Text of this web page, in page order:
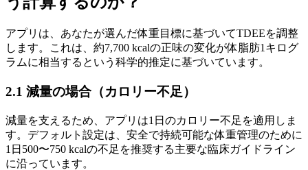
アプリは、あなたが選んだ体重目標に基づいてTDEEを調整
します。これは、約7,700 kcalの正味の変化が体脂肪1キログ
ラムに相当するという科学的推定に基づいています。
2.1 減量の場合（カロリー不足）
減量を支えるため、アプリは1日のカロリー不足を適用しま
す。デフォルト設定は、安全で持続可能な体重管理のために
1日500〜750 kcalの不足を推奨する主要な臨床ガイドライン
に沿っています。